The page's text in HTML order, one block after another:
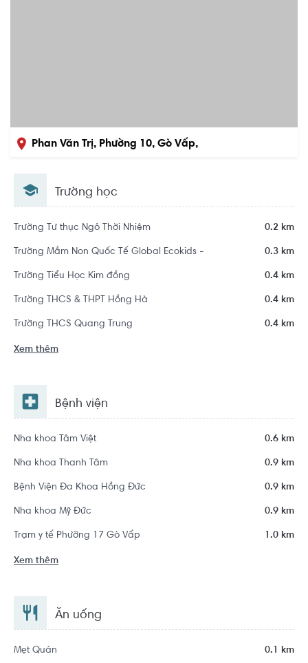
Phan Văn Trị, Phường 10, Gò Vấp,
Trường học
Trường Tư thục Ngô Thời Nhiệm 0.2 km
Trường Mầm Non Quốc Tế Global Ecokids - 0.3 km
Trường Tiểu Học Kim đồng 0.4 km
Trường THCS & THPT Hồng Hà 0.4 km
Trường THCS Quang Trung 0.4 km
Xem thêm
Bệnh viện
Nha khoa Tâm Việt 0.6 km
Nha khoa Thanh Tâm 0.9 km
Bệnh Viện Đa Khoa Hồng Đức 0.9 km
Nha khoa Mỹ Đức 0.9 km
Trạm y tế Phường 17 Gò Vấp 1.0 km
Xem thêm
Ăn uống
Mẹt Quán 0.1 km